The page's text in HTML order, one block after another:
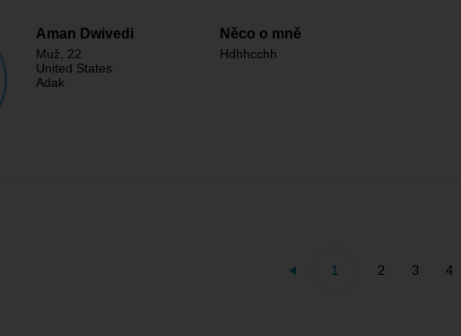
Aman Dwivedi
Muž , 22
United States
Adak
Něco o mně
Hdhhcchh
1 2 3 4